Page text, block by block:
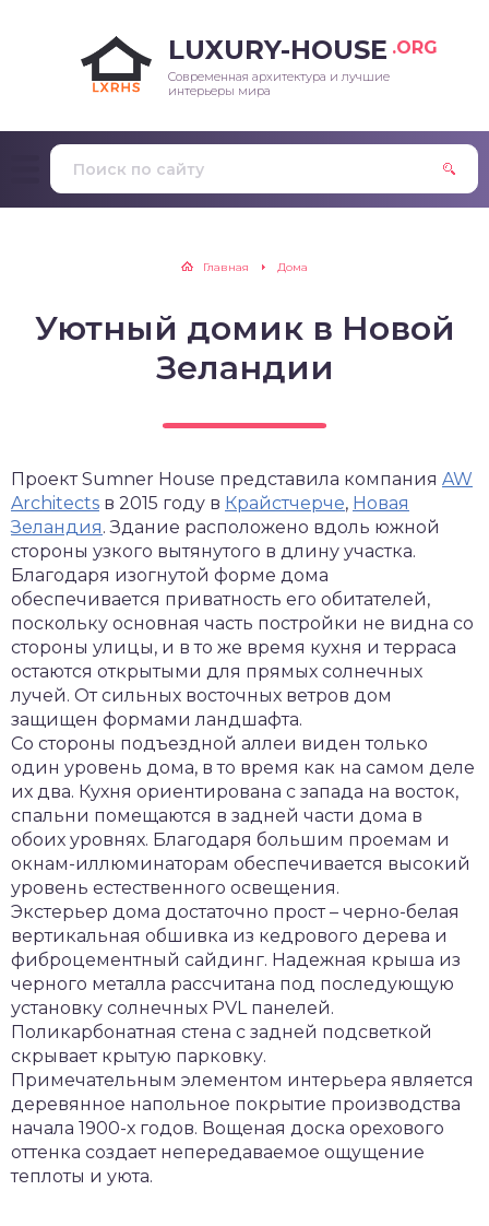
LUXURY-HOUSE .ORG
Современная архитектура и лучшие
интерьеры мира
Главная Дома
Уютный домик в Новой
Зеландии
Проект Sumner House представила компания AW
Architects в 2015 году в Крайстчерче, Новая
Зеландия. Здание расположено вдоль южной
стороны узкого вытянутого в длину участка.
Благодаря изогнутой форме дома
обеспечивается приватность его обитателей,
поскольку основная часть постройки не видна со
стороны улицы, и в то же время кухня и терраса
остаются открытыми для прямых солнечных
лучей. От сильных восточных ветров дом
защищен формами ландшафта.
Со стороны подъездной аллеи виден только
один уровень дома, в то время как на самом деле
их два. Кухня ориентирована с запада на восток,
спальни помещаются в задней части дома в
обоих уровнях. Благодаря большим проемам и
окнам-иллюминаторам обеспечивается высокий
уровень естественного освещения.
Экстерьер дома достаточно прост – черно-белая
вертикальная обшивка из кедрового дерева и
фиброцементный сайдинг. Надежная крыша из
черного металла рассчитана под последующую
установку солнечных PVL панелей.
Поликарбонатная стена с задней подсветкой
скрывает крытую парковку.
Примечательным элементом интерьера является
деревянное напольное покрытие производства
начала 1900-х годов. Вощеная доска орехового
оттенка создает непередаваемое ощущение
теплоты и уюта.